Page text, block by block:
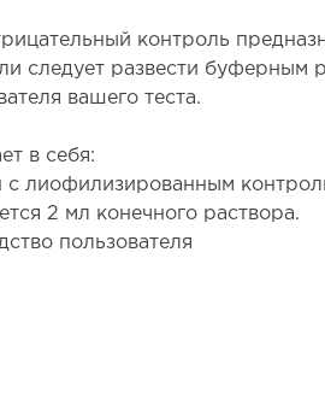
контроль
следует развести буферным
вашего теста.
в себя:
с лиофилизированным
2 мл конечного раствора.
пользователя